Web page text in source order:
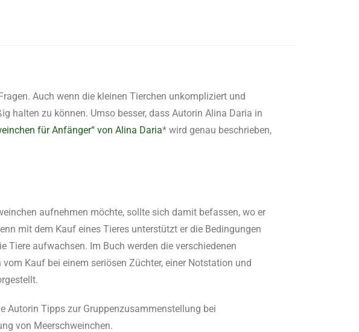
Auch wenn die kleinen Tierchen unkompliziert und
halten zu können. Umso besser, dass Autorin Alina Daria in
für Anfänger“ von Alina Daria* wird genau beschrieben,
aufnehmen möchte, sollte sich damit befassen, wo er
mit dem Kauf eines Tieres unterstützt er die Bedingungen
Tiere aufwachsen. Im Buch werden die verschiedenen
Kauf bei einem seriösen Züchter, einer Notstation und
Autorin Tipps zur Gruppenzusammenstellung bei
von Meerschweinchen.